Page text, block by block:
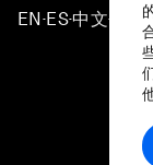
EN ▪ES▪中文▪ 日